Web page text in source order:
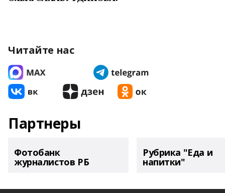
Читайте нас
Партнеры
Фотобанк
журналистов РБ
Рубрика "Еда и
напитки"